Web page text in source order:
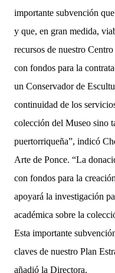
importante subvención
y que, en gran medida,
recursos de nuestro
con fondos para la
un Conservador de
continuidad de los
colección del Museo sino
puertorriqueña”, indicó
Arte de Ponce. “La
con fondos para la
apoyará la investigación
académica sobre la
Esta importante
claves de nuestro Plan
añadió la Directora.